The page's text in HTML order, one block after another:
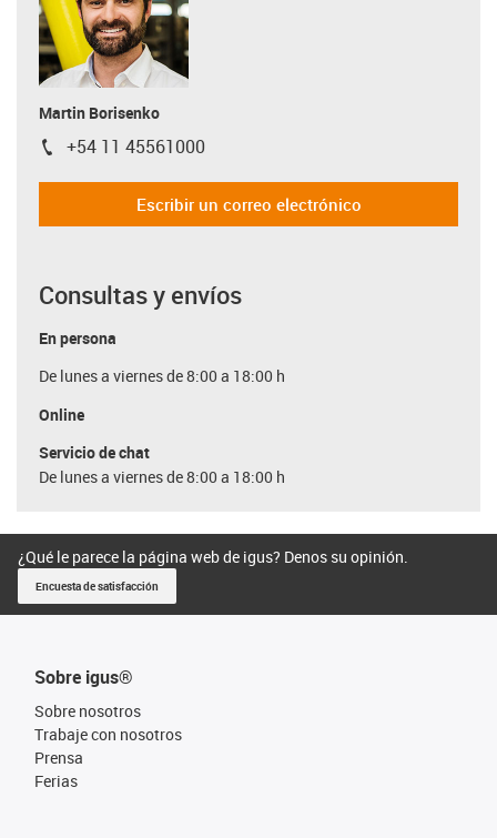
Martin Borisenko
igus-icon-phone
+54 11 45561000
Escribir un correo electrónico
Consultas y envíos
En persona
De lunes a viernes de 8:00 a 18:00 h
Online
Servicio de chat
De lunes a viernes de 8:00 a 18:00 h
¿Qué le parece la página web de igus? Denos su opinión.
Encuesta de satisfacción
Sobre igus®
Sobre nosotros
Trabaje con nosotros
Prensa
Ferias